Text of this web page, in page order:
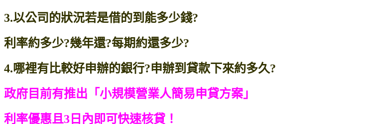
3.以公司的狀況若是借的到能多少錢?
利率約多少?幾年還?每期約還多少?
4.哪裡有比較好申辦的銀行?申辦到貸款下來約多久?
政府目前有推出「小規模營業人簡易申貸方案」
利率優惠且3日內即可快速核貸！